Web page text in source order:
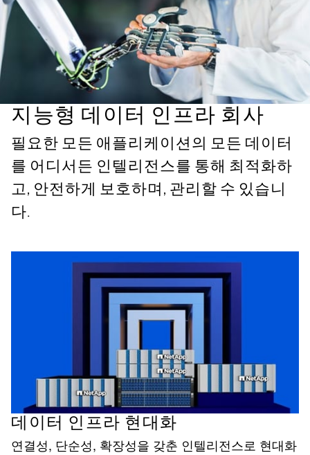
지능형 데이터 인프라 회사
필요한 모든 애플리케이션의 모든 데이터
를 어디서든 인텔리전스를 통해 최적화하
고, 안전하게 보호하며, 관리할 수 있습니
다.
데이터 인프라 현대화
연결성, 단순성, 확장성을 갖춘 인텔리전스로 현대화